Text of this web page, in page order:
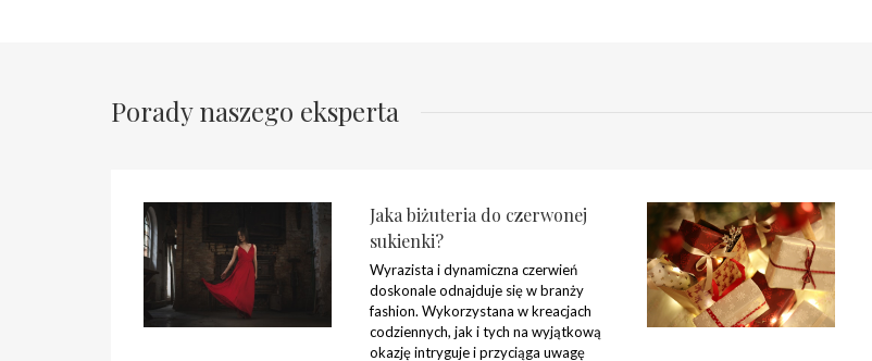
Porady naszego eksperta
Jaka biżuteria do czerwonej
sukienki?
Wyrazista i dynamiczna czerwień
doskonale odnajduje się w branży
fashion. Wykorzystana w kreacjach
codziennych, jak i tych na wyjątkową
okazję intryguje i przyciąga uwagę